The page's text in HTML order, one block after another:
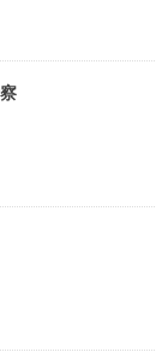
观考察了广东金港，